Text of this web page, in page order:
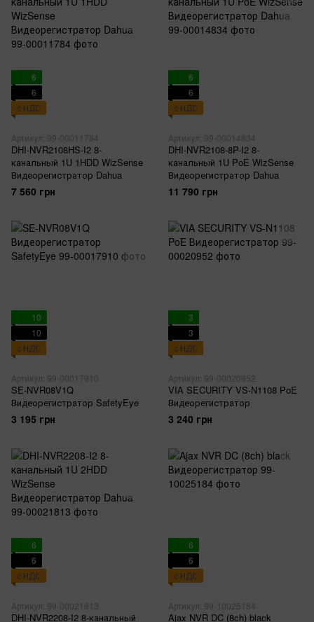
6
6
с НДС
Артикул: 99-00011784
DHI-NVR2108HS-I2 8-
канальный 1U 1HDD WizSense
Видеорегистратор Dahua
7 560 грн
6
6
с НДС
Артикул: 99-00014834
DHI-NVR2108-8P-I2 8-
канальный 1U PoE WizSense
Видеорегистратор Dahua
11 790 грн
10
10
с НДС
Артикул: 99-00017910
SE-NVR08V1Q
Видеорегистратор SafetyEye
3 195 грн
3
3
с НДС
Артикул: 99-00020952
VIA SECURITY VS-N1108 PoE
Видеорегистратор
3 240 грн
6
6
с НДС
Артикул: 99-00021813
DHI-NVR2208-I2 8-канальный
6
6
с НДС
Артикул: 99-10025184
Ajax NVR DC (8ch) black